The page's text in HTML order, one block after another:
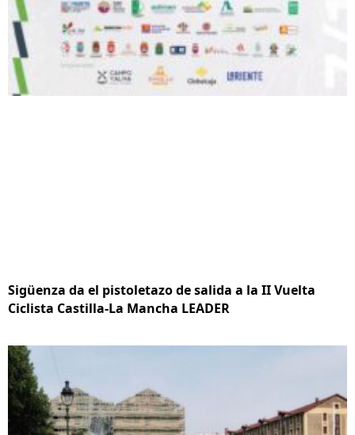
Sigüenza da el pistoletazo de salida a la II Vuelta
Ciclista Castilla-La Mancha LEADER